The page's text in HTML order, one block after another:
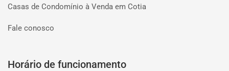
Casas de Condomínio à Venda em Cotia
Fale conosco
Horário de funcionamento